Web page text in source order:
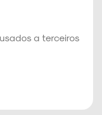
a terceiros